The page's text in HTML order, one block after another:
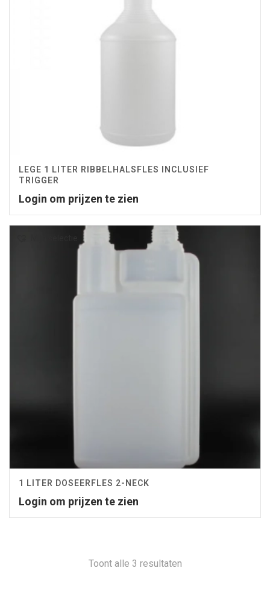
LEGE 1 LITER RIBBELHALSFLES INCLUSIEF
TRIGGER
Login om prijzen te zien
1 LITER DOSEERFLES 2-NECK
Login om prijzen te zien
Toont alle 3 resultaten